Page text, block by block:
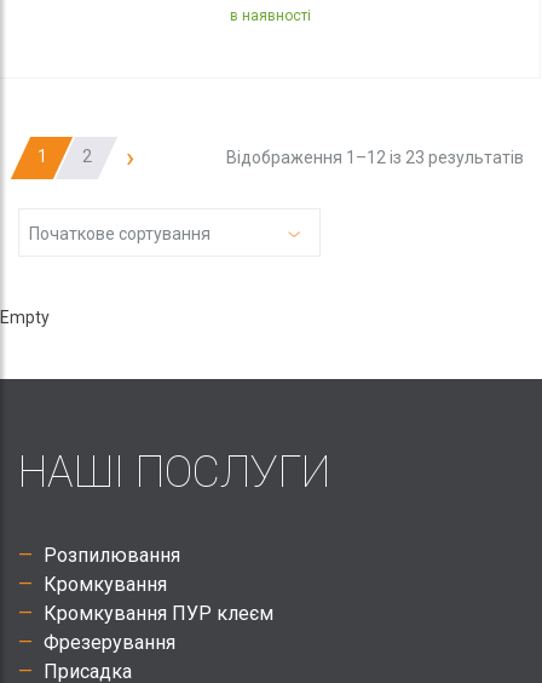
в наявності
1 2 › Відображення 1–12 із 23 результатів
Початкове сортування
Empty
НАШІ ПОСЛУГИ
Розпилювання
Кромкування
Кромкування ПУР клеєм
Фрезерування
Присадка